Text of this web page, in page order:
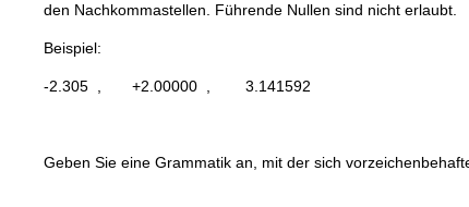
den Nachkommastellen. Führende Nullen sind nicht erlaubt.
Beispiel:
-2.305 , +2.00000 , 3.141592
Geben Sie eine Grammatik an, mit der sich